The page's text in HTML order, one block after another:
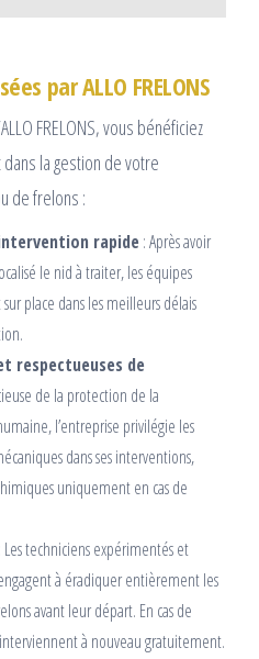
par ALLO FRELONS
FRELONS, vous bénéficiez
la gestion de votre
de frelons :
rapide : Après avoir
le nid à traiter, les équipes
place dans les meilleurs délais
respectueuses de
de la protection de la
l’entreprise privilégie les
dans ses interventions,
uniquement en cas de
: Les techniciens expérimentés et
à éradiquer entièrement les
avant leur départ. En cas de
à nouveau gratuitement.